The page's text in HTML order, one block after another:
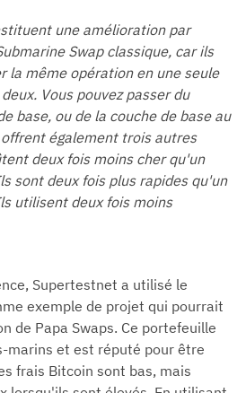
une amélioration par
Swap classique, car ils
la même opération en une seule
Vous pouvez passer du
base, ou de la couche de base au
également trois autres
deux fois moins cher qu'un
sont deux fois plus rapides qu'un
utilisent deux fois moins
Supertestnet a utilisé le
exemple de projet qui pourrait
de Papa Swaps. Ce portefeuille
marins et est réputé pour être
frais Bitcoin sont bas, mais